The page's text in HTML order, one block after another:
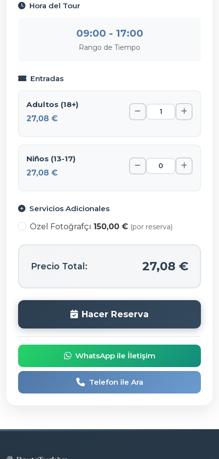
Hora del Tour
09:00 - 17:00
Rango de Tiempo
Entradas
Adultos (18+)
27,08 €
Niños (13-17)
27,08 €
Servicios Adicionales
Özel Fotoğrafçı 150,00 € (por reserva)
Precio Total: 27,08 €
Hacer Reserva
WhatsApp ile İletişim
Telefon ile Ara